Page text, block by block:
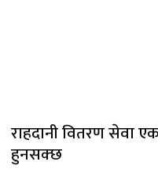
राहदानी वितरण सेवा
हुनसक्छ